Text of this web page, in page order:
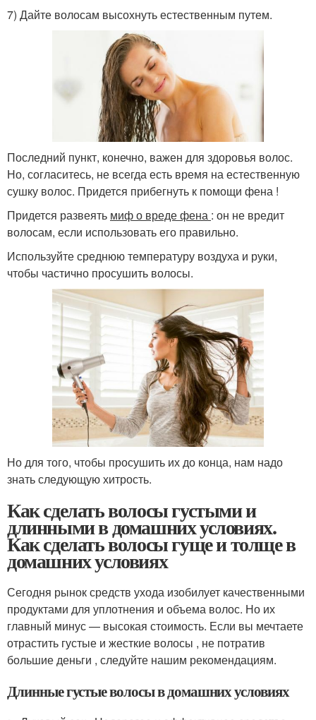
7) Дайте волосам высохнуть естественным путем.
Последний пункт, конечно, важен для здоровья волос.
Но, согласитесь, не всегда есть время на естественную
сушку волос. Придется прибегнуть к помощи фена !
Придется развеять миф о вреде фена : он не вредит
волосам, если использовать его правильно.
Используйте среднюю температуру воздуха и руки,
чтобы частично просушить волосы.
Но для того, чтобы просушить их до конца, нам надо
знать следующую хитрость.
Как сделать волосы густыми и
длинными в домашних условиях.
Как сделать волосы гуще и толще в
домашних условиях
Сегодня рынок средств ухода изобилует качественными
продуктами для уплотнения и объема волос. Но их
главный минус — высокая стоимость. Если вы мечтаете
отрастить густые и жесткие волосы , не потратив
большие деньги , следуйте нашим рекомендациям.
Длинные густые волосы в домашних условиях